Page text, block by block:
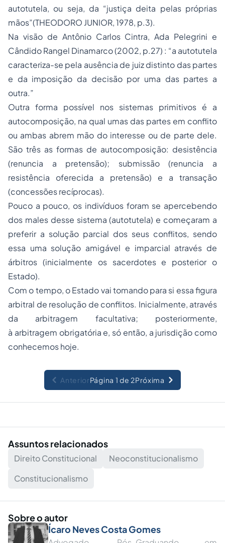
autotutela, ou seja, da “justiça deita pelas próprias
mãos”(THEODORO JUNIOR, 1978, p.3).
Na visão de Antônio Carlos Cintra, Ada Pelegrini e
Cândido Rangel Dinamarco (2002, p.27) : “a autotutela
caracteriza-se pela ausência de juiz distinto das partes
e da imposição da decisão por uma das partes a
outra.”
Outra forma possível nos sistemas primitivos é a
autocomposição, na qual umas das partes em conflito
ou ambas abrem mão do interesse ou de parte dele.
São três as formas de autocomposição: desistência
(renuncia a pretensão); submissão (renuncia a
resistência oferecida a pretensão) e a transação
(concessões recíprocas).
Pouco a pouco, os indivíduos foram se apercebendo
dos males desse sistema (autotutela) e começaram a
preferir a solução parcial dos seus conflitos, sendo
essa uma solução amigável e imparcial através de
árbitros (inicialmente os sacerdotes e posterior o
Estado).
Com o tempo, o Estado vai tomando para si essa figura
arbitral de resolução de conflitos. Inicialmente, através
da arbitragem facultativa; posteriormente,
à arbitragem obrigatória e, só então, a jurisdição como
conhecemos hoje.
AnteriorPágina 1 de 2Próxima
Assuntos relacionados
Direito Constitucional
Neoconstitucionalismo
Constitucionalismo
Sobre o autor
Ícaro Neves Costa Gomes